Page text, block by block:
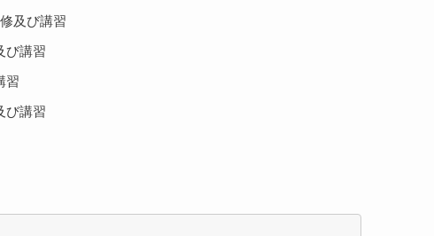
及び講習
び講習
習
び講習